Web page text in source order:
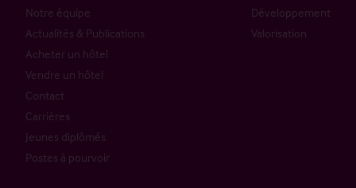
Notre équipe
Actualités & Publications
Acheter un hôtel
Vendre un hôtel
Contact
Carrières
Jeunes diplômés
Postes à pourvoir
Développement
Valorisation